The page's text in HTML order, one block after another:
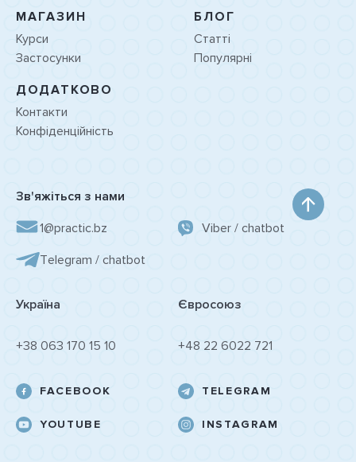
МАГАЗИН
Курси
Застосунки
БЛОГ
Статті
Популярні
ДОДАТКОВО
Контакти
Конфіденційність
Зв'яжіться з нами
1@practic.bz
Viber / chatbot
Tеlegram / chatbot
Україна
+38 063 170 15 10
Євросоюз
+48 22 6022 721
FACEBOOK TELEGRAM
YOUTUBE INSTAGRAM